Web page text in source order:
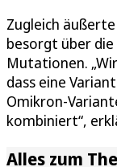
Zugleich
besorgt über
Mutationen.
dass eine
Omikron-
kombiniert“,
Alles zum